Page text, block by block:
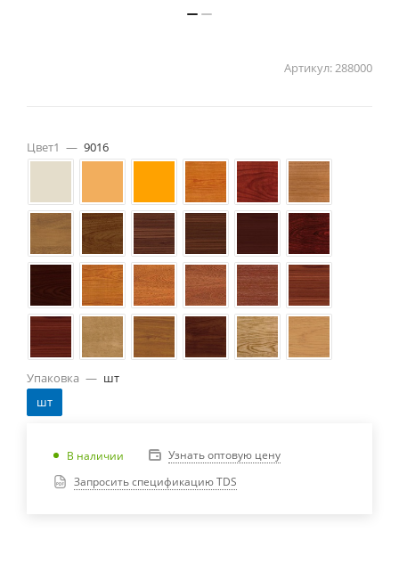
Артикул:288000
Цвет1 — 9016
Упаковка — шт
шт
В наличии
Узнать оптовую цену
Запросить спецификацию TDS